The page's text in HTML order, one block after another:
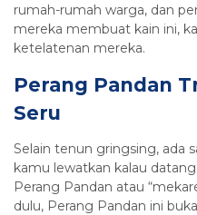
rumah-rumah warga, dan
mereka membuat kain ini,
ketelatenan mereka.
Perang Pandan
Seru
Selain tenun gringsing, ada
kamu lewatkan kalau
Perang Pandan atau
dulu, Perang Pandan ini